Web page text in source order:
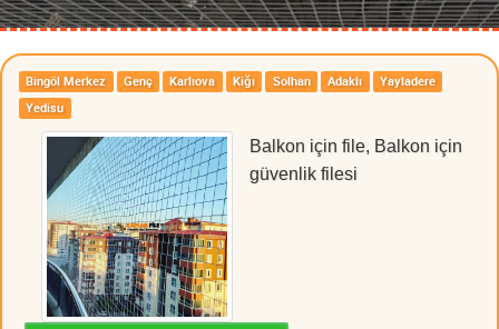
Bingöl Merkez Genç Karlıova Kiğı Solhan Adaklı
Yayladere
Yedisu
Balkon için file, Balkon için
güvenlik filesi